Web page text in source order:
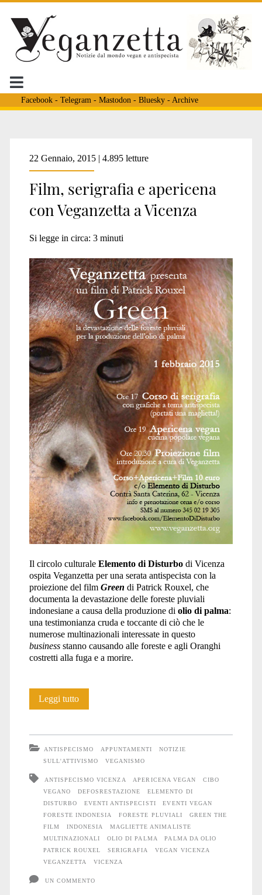
Facebook- Telegram - Mastodon - Bluesky- Archive
Tag:
<span>apericena
vegan</span>
22 Gennaio, 2015 | 4.895 letture
Film, serigrafia e apericena
con Veganzetta a Vicenza
Si legge in circa: 3 minuti
Il circolo culturale Elemento di Disturbodi Vicenza
ospita Veganzetta per una serata antispecista con la
proiezione del film Green di Patrick Rouxel, che
documenta la devastazione delle foreste pluviali
indonesiane a causa della produzione di olio di palma:
una testimonianza cruda e toccante di ciò che le
numerose multinazionali interessate in questo
businessstanno causando alle foreste e agli Oranghi
costretti alla fuga e a morire.
Leggi tuttoFilm,
apericena
con
Veganzetta
a
Vicenza
ANTISPECISMO APPUNTAMENTI
NOTIZIE
SULL'ATTIVISMO
VEGANISMO
ANTISPECISMO VICENZA APERICENA VEGAN
CIBO
VEGANO
DEFOSRESTAZIONE
ELEMENTO DI
DISTURBO
EVENTI ANTISPECISTI
EVENTI VEGAN
FORESTE INDONESIA
FORESTE PLUVIALI
GREEN THE
FILM
INDONESIA
MAGLIETTE ANIMALISTE
MULTINAZIONALI
OLIO DI PALMA
PALMA DA OLIO
PATRICK ROUXEL
SERIGRAFIA
VEGAN VICENZA
VEGANZETTA
VICENZA
UN COMMENTO